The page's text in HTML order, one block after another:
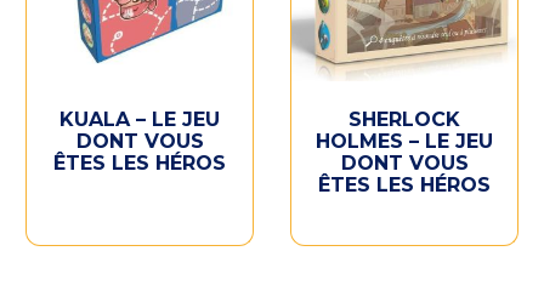
KUALA – LE JEU
DONT VOUS
ÊTES LES HÉROS
SHERLOCK
HOLMES – LE JEU
DONT VOUS
ÊTES LES HÉROS